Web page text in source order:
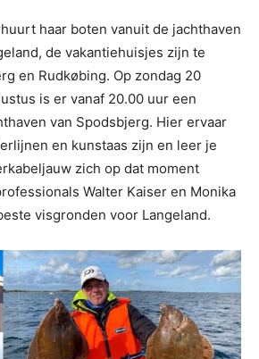
haar boten vanuit de jachthaven
de vakantiehuisjes zijn te
en Rudkøbing. Op zondag 20
is er vanaf 20.00 uur een
van Spodsbjerg. Hier ervaar
en kunstaas zijn en leer je
zich op dat moment
Walter Kaiser en Monika
visgronden voor Langeland.